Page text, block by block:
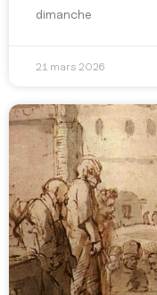
dimanche
21 mars 2026